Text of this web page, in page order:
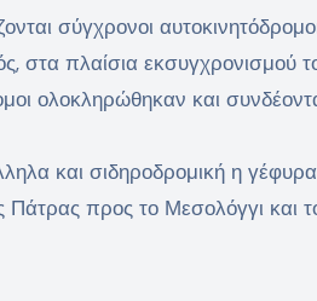
σύγχρονοι
στα πλαίσια εκσυγχρονισμού
ολοκληρώθηκαν και
και σιδηροδρομική η
προς το Μεσολόγγι και